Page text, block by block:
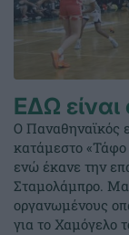
ΕΔΩ
Ο Παναθηναϊκός
κατάμεστο «Τάφο
ενώ έκανε την
Σταμολάμπρο.
οργανωμένους
για το Χαμόγελο